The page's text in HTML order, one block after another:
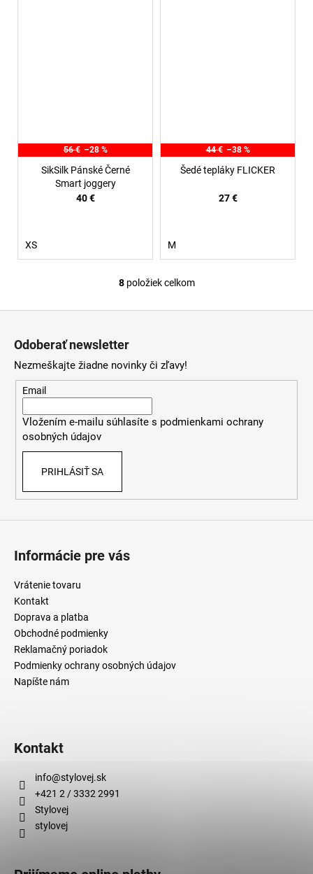
56 € –28 %
SikSilk Pánské Černé
Smart joggery
40 €
XS
44 € –38 %
Šedé tepláky FLICKER
27 €
M
O
a
c
p
v
ý
8položiek celkom
Odoberať newsletter
Nezmeškajte žiadne novinky či zľavy!
Email
Vložením e-mailu súhlasíte s podmienkami ochrany
osobných údajov
PRIHLÁSIŤ SA
Informácie pre vás
Vrátenie tovaru
Kontakt
Doprava a platba
Obchodné podmienky
Reklamačný poriadok
Podmienky ochrany osobných údajov
Napíšte nám
Kontakt
info@stylovej.sk
+421 2 / 3332 2991
Stylovej
stylovej